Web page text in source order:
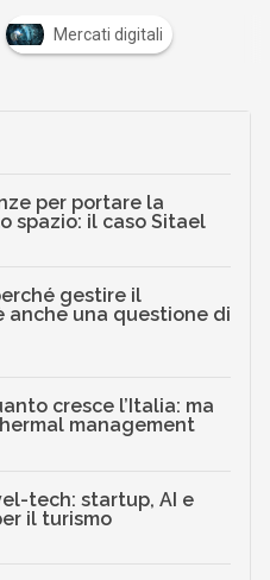
Mercati digitali
per portare la
spazio: il caso Sitael
gestire il
anche una questione di
cresce l’Italia: ma
management
tech: startup, AI e
il turismo